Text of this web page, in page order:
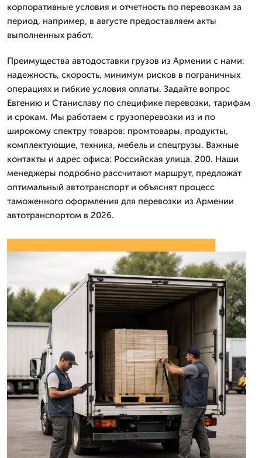
корпоративные условия и отчетность по перевозкам за
период, например, в августе предоставляем акты
выполненных работ.
Преимущества автодоставки грузов из Армении с нами:
надежность, скорость, минимум рисков в пограничных
операциях и гибкие условия оплаты. Задайте вопрос
Евгению и Станиславу по специфике перевозки, тарифам
и срокам. Мы работаем с грузоперевозки из и по
широкому спектру товаров: промтовары, продукты,
комплектующие, техника, мебель и спецгрузы. Важные
контакты и адрес офиса: Российская улица, 200. Наши
менеджеры подробно рассчитают маршрут, предложат
оптимальный автотранспорт и объяснят процесс
таможенного оформления для перевозки из Армении
автотранспортом в 2026.